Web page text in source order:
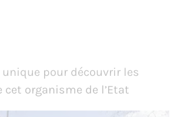
pour découvrir les
organisme de l’Etat